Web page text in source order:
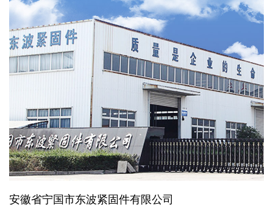
镍、电泳涂装等多种标准处理可选。
安徽省宁国市东波紧固件有限公司